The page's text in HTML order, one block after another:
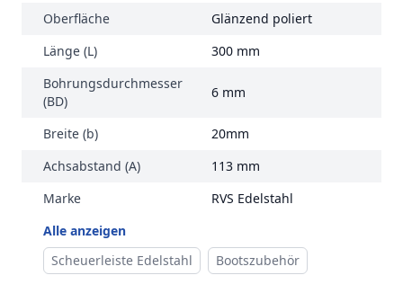
Oberfläche
Glänzend poliert
Länge (L)
300 mm
Bohrungsdurchmesser
(BD)
6 mm
Breite (b)
20mm
Achsabstand (A)
113 mm
Marke
RVS Edelstahl
Alle anzeigen
Scheuerleiste Edelstahl
Bootszubehör